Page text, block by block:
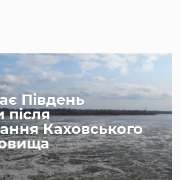
Південь
після
Каховського